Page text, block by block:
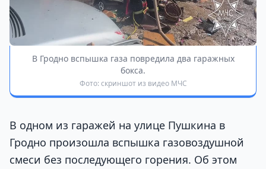
В Гродно вспышка газа повредила два гаражных
бокса.
Фото: скриншот из видео МЧС
В одном из гаражей на улице Пушкина в
Гродно произошла вспышка газовоздушной
смеси без последующего горения. Об этом